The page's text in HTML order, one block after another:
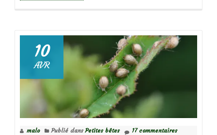
Oh,
Punaise
10
AVR
malo Publié dansPetites bêtes 17 commentaires